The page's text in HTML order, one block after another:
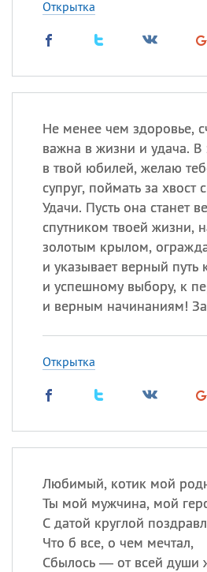
Открытка
Не менее чем здоровье,
важна в жизни и удача. В
в твой юбилей, желаю
супруг, поймать за хвост
Удачи. Пусть она станет
спутником твоей жизни,
золотым крылом,
и указывает верный путь
и успешному выбору, к
и верным начинаниям!
Открытка
Любимый, котик мой
Ты мой мужчина, мой
С датой круглой
Что б все, о чем мечтал,
Сбылось — от всей души